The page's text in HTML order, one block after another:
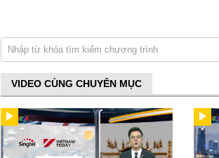
VIDEO CÙNG CHUYÊN MỤC